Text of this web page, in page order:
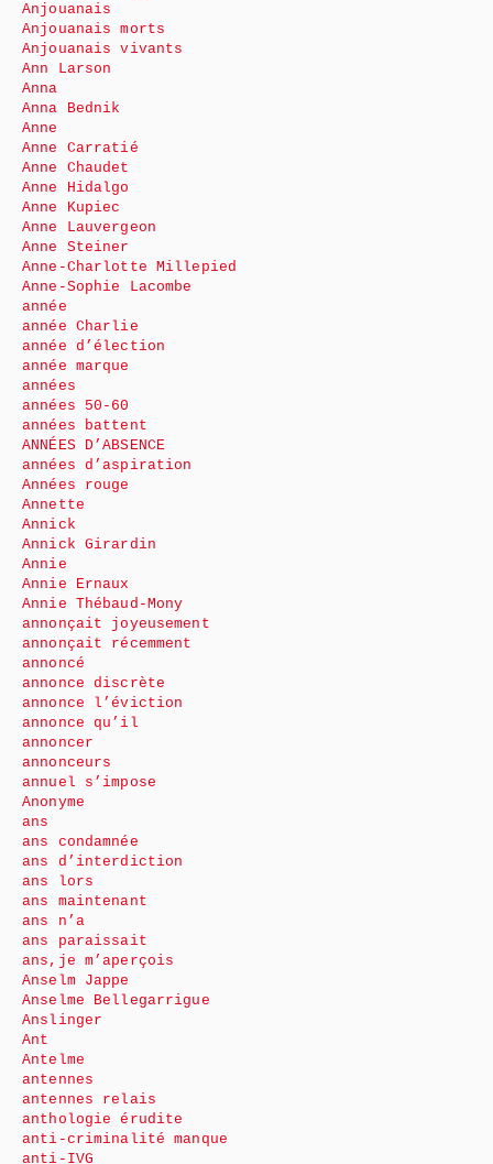
Anjouanais
Anjouanais morts
Anjouanais vivants
Ann Larson
Anna
Anna Bednik
Anne
Anne Carratié
Anne Chaudet
Anne Hidalgo
Anne Kupiec
Anne Lauvergeon
Anne Steiner
Anne-Charlotte Millepied
Anne-Sophie Lacombe
année
année Charlie
année d’élection
année marque
années
années 50-60
années battent
ANNÉES D’ABSENCE
années d’aspiration
Années rouge
Annette
Annick
Annick Girardin
Annie
Annie Ernaux
Annie Thébaud-Mony
annonçait joyeusement
annonçait récemment
annoncé
annonce discrète
annonce l’éviction
annonce qu’il
annoncer
annonceurs
annuel s’impose
Anonyme
ans
ans condamnée
ans d’interdiction
ans lors
ans maintenant
ans n’a
ans paraissait
ans,je m’aperçois
Anselm Jappe
Anselme Bellegarrigue
Anslinger
Ant
Antelme
antennes
antennes relais
anthologie érudite
anti-criminalité manque
anti-IVG